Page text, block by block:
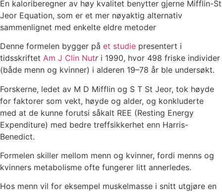
En kaloriberegner av høy kvalitet benytter gjerne Mifflin-St
Jeor Equation, som er et mer nøyaktig alternativ
sammenlignet med enkelte eldre metoder
Denne formelen bygger på et studie presentert i
tidsskriftet Am J Clin Nutri 1990, hvor 498 friske individer
(både menn og kvinner) i alderen 19–78 år ble undersøkt.
Forskerne, ledet av M D Mifflin og S T St Jeor, tok høyde
for faktorer som vekt, høyde og alder, og konkluderte
med at de kunne forutsi såkalt REE (Resting Energy
Expenditure) med bedre treffsikkerhet enn Harris-
Benedict.
Formelen skiller mellom menn og kvinner, fordi menns og
kvinners metabolisme ofte fungerer litt annerledes.
Hos menn vil for eksempel muskelmasse i snitt utgjøre en